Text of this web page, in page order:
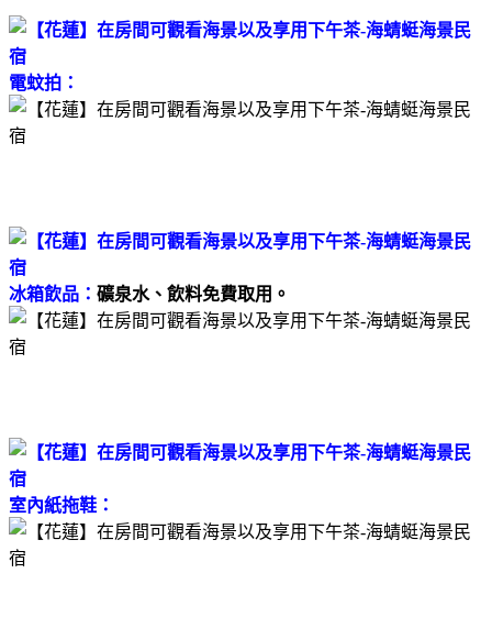
電蚊拍：
冰箱飲品： 礦泉水、飲料免費取用。
室內紙拖鞋：